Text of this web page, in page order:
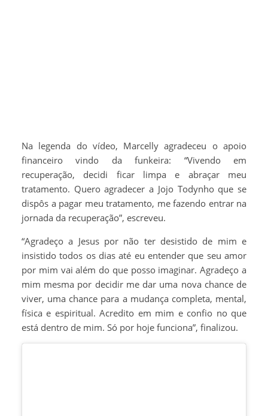
Na legenda do vídeo, Marcelly agradeceu o apoio
financeiro vindo da funkeira: “Vivendo em
recuperação, decidi ficar limpa e abraçar meu
tratamento. Quero agradecer a Jojo Todynho que se
dispôs a pagar meu tratamento, me fazendo entrar na
jornada da recuperação”, escreveu.
“Agradeço a Jesus por não ter desistido de mim e
insistido todos os dias até eu entender que seu amor
por mim vai além do que posso imaginar. Agradeço a
mim mesma por decidir me dar uma nova chance de
viver, uma chance para a mudança completa, mental,
física e espiritual. Acredito em mim e confio no que
está dentro de mim. Só por hoje funciona”, finalizou.